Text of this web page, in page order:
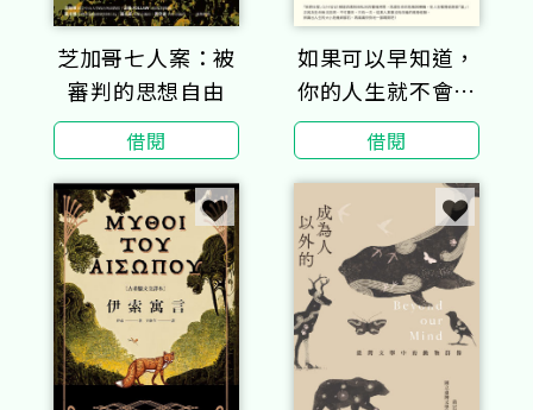
芝加哥七人案：被
審判的思想自由
借閱
如果可以早知道，
你的人生就不會跌
倒！
借閱